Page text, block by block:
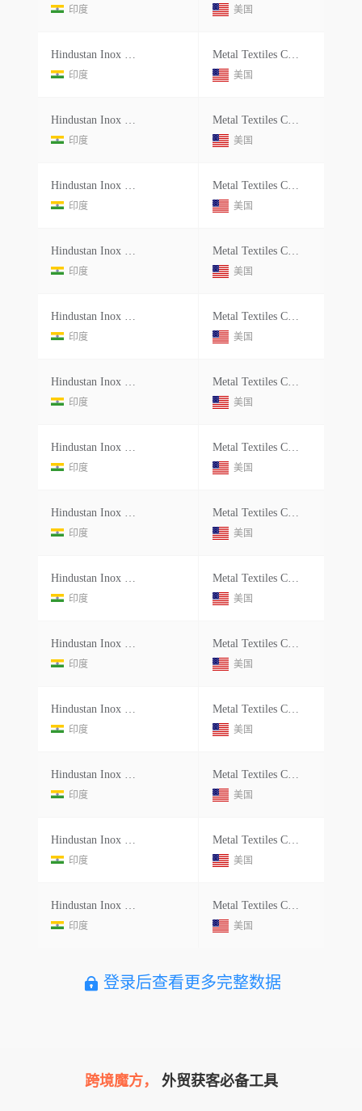
印度 美国
Hindustan Inox Limited
印度
Metal Textiles Corporation
美国
Hindustan Inox Limited
印度
Metal Textiles Corporation
美国
Hindustan Inox Limited
印度
Metal Textiles Corporation
美国
Hindustan Inox Limited
印度
Metal Textiles Corporation
美国
Hindustan Inox Limited
印度
Metal Textiles Corporation
美国
Hindustan Inox Limited
印度
Metal Textiles Corporation
美国
Hindustan Inox Limited
印度
Metal Textiles Corporation
美国
Hindustan Inox Limited
印度
Metal Textiles Corporation
美国
Hindustan Inox Limited
印度
Metal Textiles Corporation
美国
Hindustan Inox Limited
印度
Metal Textiles Corporation
美国
Hindustan Inox Limited
印度
Metal Textiles Corporation
美国
Hindustan Inox Limited
印度
Metal Textiles Corporation
美国
Hindustan Inox Limited
印度
Metal Textiles Corporation
美国
Hindustan Inox Limited
印度
Metal Textiles Corporation
美国
登录后查看更多完整数据
跨境魔方， 外贸获客必备工具